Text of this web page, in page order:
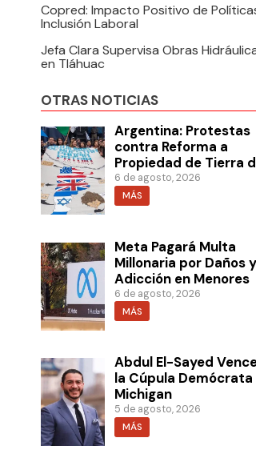
Copred: Impacto Positivo de
Inclusión Laboral
Jefa Clara Supervisa Obras
en Tláhuac
OTRAS NOTICIAS
Argentina: Protestas
contra Reforma a
Propiedad de Tierra
Milei
6 de agosto, 2026
MÁS
Meta Pagará Multa
Millonaria por Daños y
Adicción en Menores
6 de agosto, 2026
MÁS
Abdul El-Sayed
la Cúpula Demócrata
Michigan
5 de agosto, 2026
MÁS